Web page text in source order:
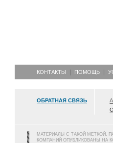
КОНТАКТЫ ПОМОЩЬ
ОБРАТНАЯ СВЯЗЬ
МАТЕРИАЛЫ С ТАКОЙ МЕТКОЙ,
КОМПАНИЙ ОПУБЛИКОВАНЫ НА